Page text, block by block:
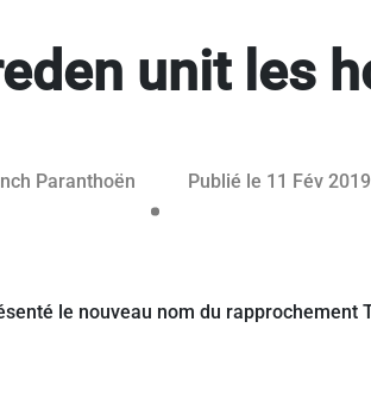
unit les
Paranthoën Publié le 11 Fév 2019